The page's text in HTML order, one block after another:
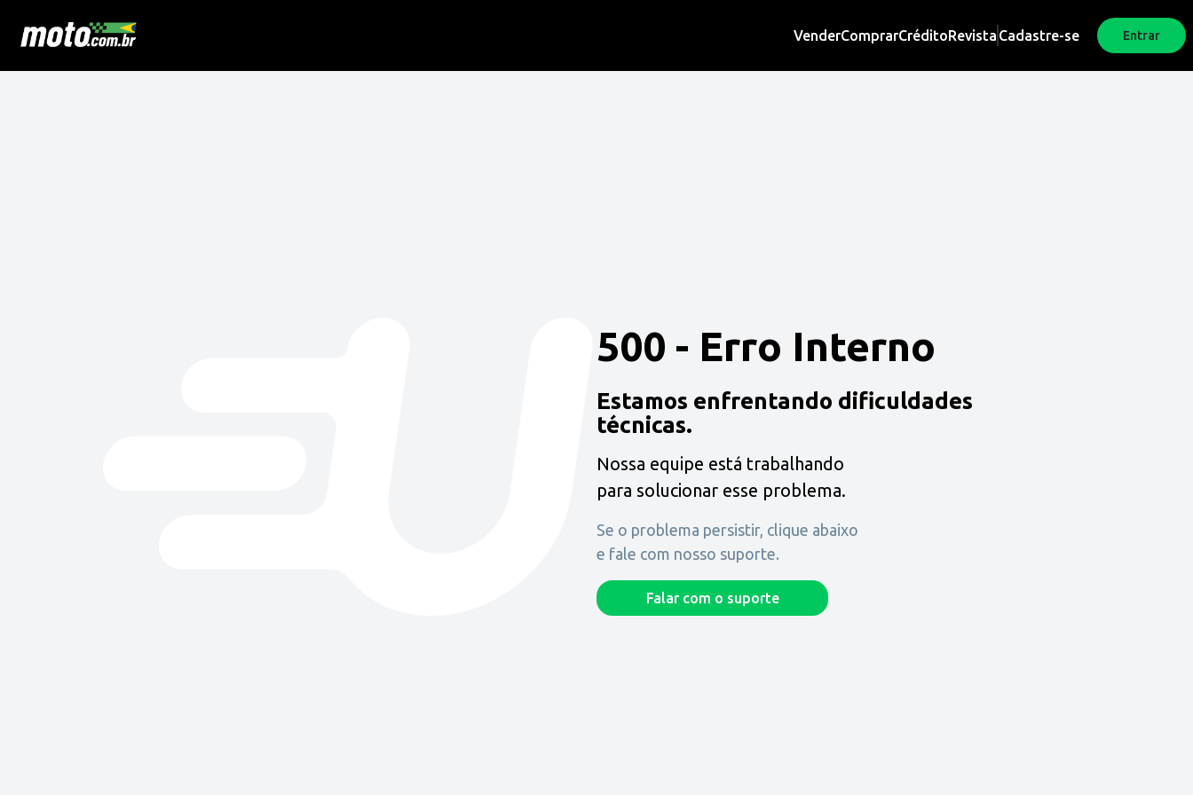
VenderComprarCréditoRevista Cadastre-se Entrar
500 - Erro Interno
Estamos enfrentando dificuldades
técnicas.
Nossa equipe está trabalhando
para solucionar esse problema.
Se o problema persistir, clique abaixo
e fale com nosso suporte.
Falar com o suporte